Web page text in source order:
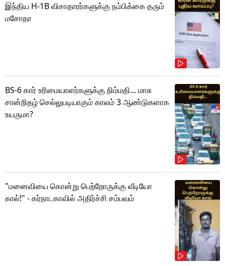
இந்திய H-1B விசாதாரர்களுக்கு நம்பிக்கை தரும்
மசோதா
BS-6 கார் உரிமையாளர்களுக்கு நிம்மதி... மாசு
சான்றிதழ் செல்லுபடியாகும் காலம் 3 ஆண்டுகளாக
உயருமா?
"மனைவியை கொன்று பெற்றோருக்கு வீடியோ
கால்!" - கர்நாடகாவில் அதிர்ச்சி சம்பவம்